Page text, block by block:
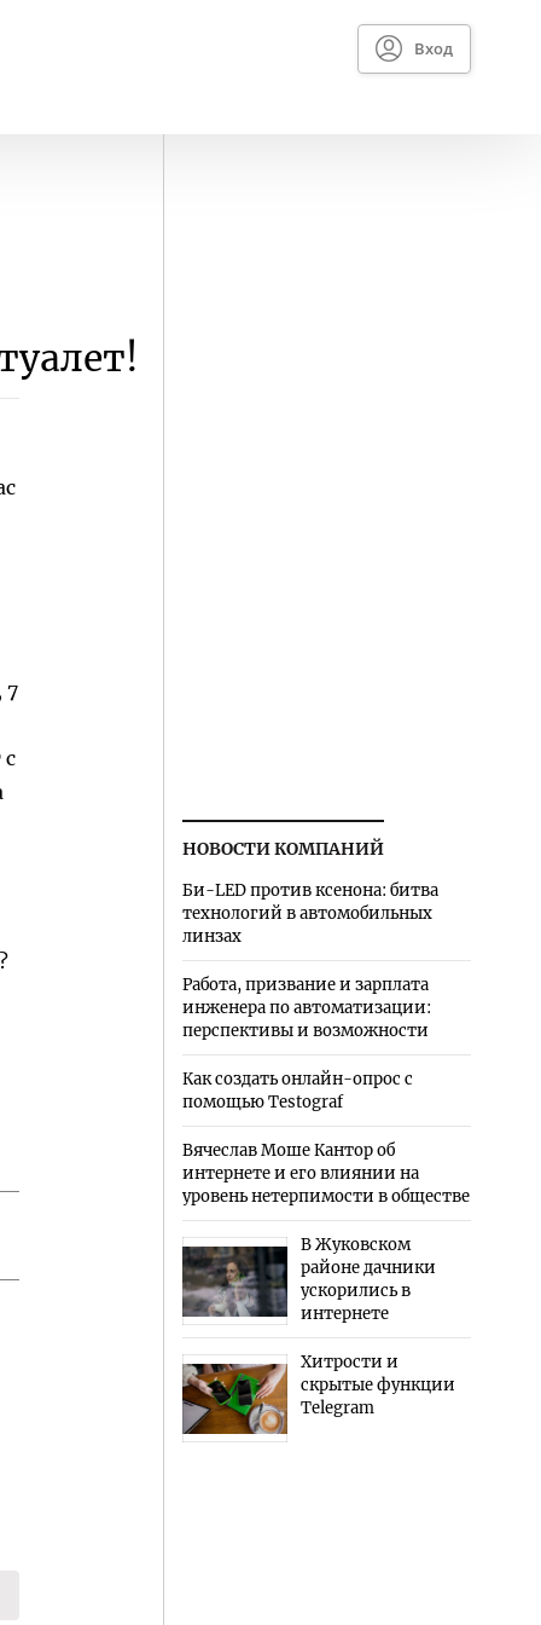
Вход
7
НОВОСТИ КОМПАНИЙ
Би-LED против ксенона: битва
технологий в автомобильных
линзах
Работа, призвание и зарплата
инженера по автоматизации:
перспективы и возможности
Как создать онлайн-опрос с
помощью Testograf
Вячеслав Моше Кантор об
интернете и его влиянии на
уровень нетерпимости в обществе
В Жуковском
районе дачники
ускорились в
интернете
Хитрости и
скрытые функции
Telegram